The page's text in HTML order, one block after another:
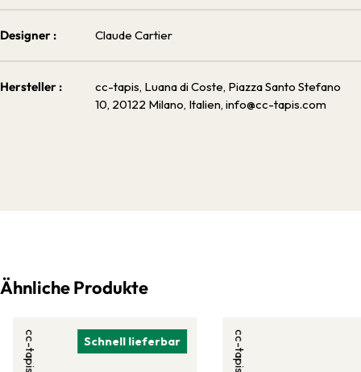
Designer : Claude Cartier
Hersteller :
cc-tapis, Luana di Coste, Piazza Santo Stefano
10, 20122 Milano, Italien, info@cc-tapis.com
Ähnliche Produkte
Schnell lieferbar
cc-tapis cc-tapis